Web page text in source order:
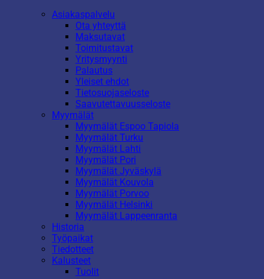
Asiakaspalvelu
Ota yhteyttä
Maksutavat
Toimitustavat
Yritysmyynti
Palautus
Yleiset ehdot
Tietosuojaseloste
Saavutettavuusseloste
Myymälät
Myymälät Espoo Tapiola
Myymälät Turku
Myymälät Lahti
Myymälät Pori
Myymälät Jyväskylä
Myymälät Kouvola
Myymälät Porvoo
Myymälät Helsinki
Myymälät Lappeenranta
Historia
Työpaikat
Tiedotteet
Kalusteet
Tuolit